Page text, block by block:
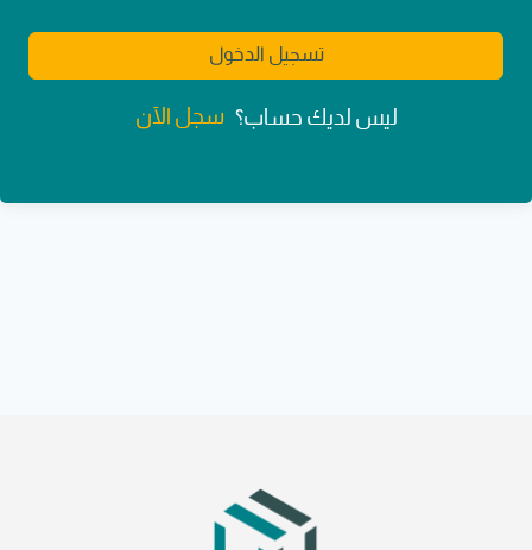
تسجيل الدخول
ليس لديك حساب؟ سجل الآن